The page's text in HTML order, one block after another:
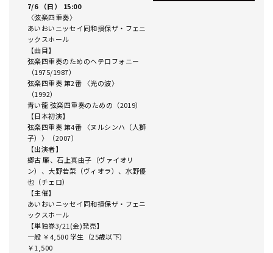
7/6 （日） 15:00
〈弦楽四重奏〉
あいおいニッセイ同和損保ザ・フェニ
ックスホール
【曲目】
弦楽四重奏のためのヘテロフォニー
（1975/1987）
弦楽四重奏 第2番 〈光の波〉
（1992）
青い龍 弦楽四重奏のための（2019）
【日本初演】
弦楽四重奏 第4番 〈ヌルシンハ（人獅
子）〉（2007）
【出演者】
郷古 廉、石上真由子（ヴァイオリ
ン）、大野若菜（ヴィオラ）、水野優
也（チェロ）
【主催】
あいおいニッセイ同和損保ザ・フェニ
ックスホール
【単独券3/21(金)発売】
一般 ￥4,500 学生（25歳以下）
￥1,500